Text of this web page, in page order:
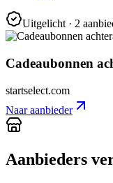
Uitgelicht· 2
Cadeaubonnen
startselect.com
Naar aanbieder
Aanbieders